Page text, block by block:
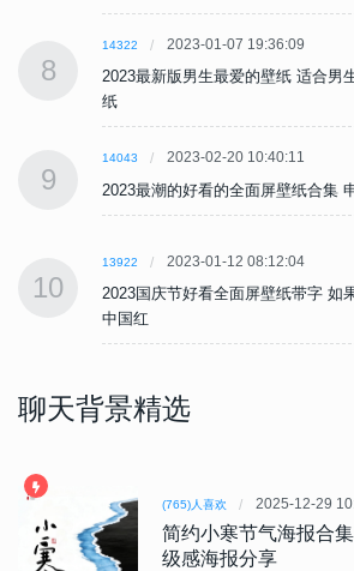
8
14322 2023-01-07 19:36:09
2023最新版男生最爱的壁纸 适合男
纸
9
14043 2023-02-20 10:40:11
2023最潮的好看的全面屏壁纸合集
10
13922 2023-01-12 08:12:04
2023国庆节好看全面屏壁纸带字 如
中国红
聊天背景精选
(765)人喜欢 2025-12-29
简约小寒节气海报合
级感海报分享